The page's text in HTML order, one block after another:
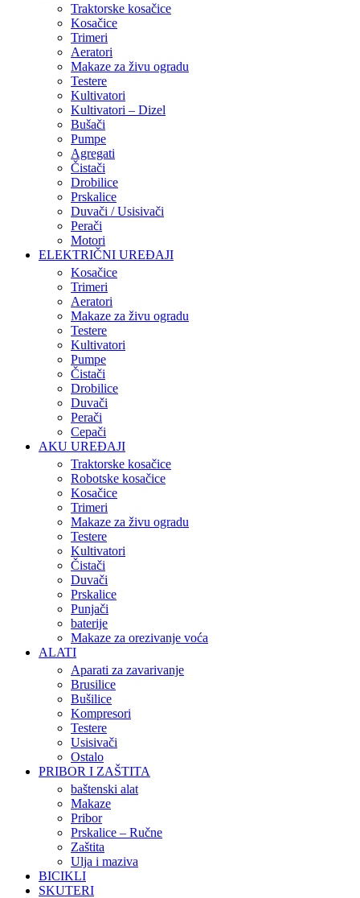
Traktorske kosačice
Kosačice
Trimeri
Aeratori
Makaze za živu ogradu
Testere
Kultivatori
Kultivatori – Dizel
Bušači
Pumpe
Agregati
Čistači
Drobilice
Prskalice
Duvači / Usisivači
Perači
Motori
ELEKTRIČNI UREĐAJI
Kosačice
Trimeri
Aeratori
Makaze za živu ogradu
Testere
Kultivatori
Pumpe
Čistači
Drobilice
Duvači
Perači
Cepači
AKU UREĐAJI
Traktorske kosačice
Robotske kosačice
Kosačice
Trimeri
Makaze za živu ogradu
Testere
Kultivatori
Čistači
Duvači
Prskalice
Punjači
baterije
Makaze za orezivanje voća
ALATI
Aparati za zavarivanje
Brusilice
Bušilice
Kompresori
Testere
Usisivači
Ostalo
PRIBOR I ZAŠTITA
baštenski alat
Makaze
Pribor
Prskalice – Ručne
Zaštita
Ulja i maziva
BICIKLI
SKUTERI